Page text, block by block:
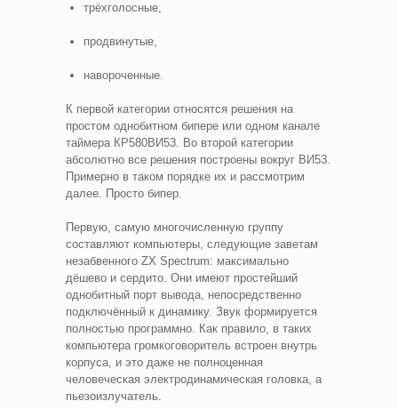
трёхголосные,
продвинутые,
навороченные.
К первой категории относятся решения на
простом однобитном бипере или одном канале
таймера КР580ВИ53. Во второй категории
абсолютно все решения построены вокруг ВИ53.
Примерно в таком порядке их и рассмотрим
далее. Просто бипер.
Первую, самую многочисленную группу
составляют компьютеры, следующие заветам
незабвенного ZX Spectrum: максимально
дёшево и сердито. Они имеют простейший
однобитный порт вывода, непосредственно
подключённый к динамику. Звук формируется
полностью программно. Как правило, в таких
компьютера громкоговоритель встроен внутрь
корпуса, и это даже не полноценная
человеческая электродинамическая головка, а
пьезоизлучатель.